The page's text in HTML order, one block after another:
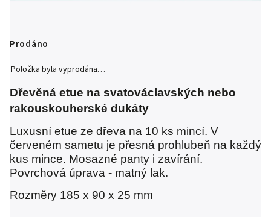
Prodáno
Položka byla vyprodána…
Dřevěná etue na svatováclavských nebo
rakouskouherské dukáty
Luxusní etue ze dřeva na 10 ks mincí. V
červeném sametu je přesná prohlubeň na každý
kus mince. Mosazné panty i zavírání.
Povrchová úprava - matný lak.
Rozměry 185 x 90 x 25 mm